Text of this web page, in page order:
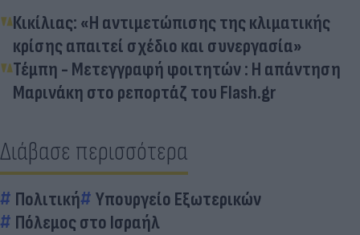
Κικίλιας: «Η αντιμετώπισης της κλιματικής
κρίσης απαιτεί σχέδιο και συνεργασία»
Τέμπη - Μετεγγραφή φοιτητών : Η απάντηση
Μαρινάκη στο ρεπορτάζ του Flash.gr
Διάβασε περισσότερα
Πολιτική
Υπουργείο Εξωτερικών
Πόλεμος στο Ισραήλ